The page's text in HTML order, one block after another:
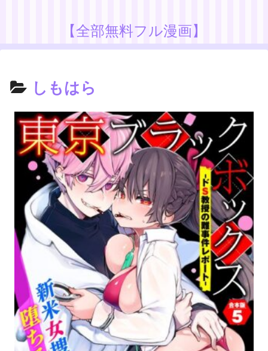
【全部無料フル漫画】
しもはら